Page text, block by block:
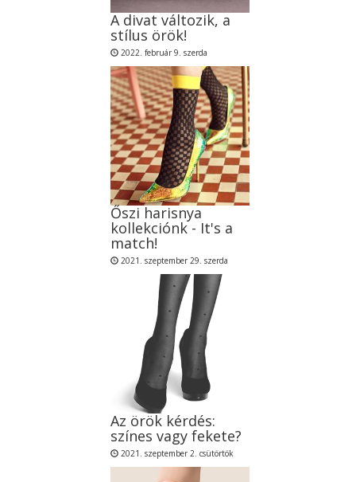
A divat változik, a
stílus örök!
2022. február 9. szerda
Őszi harisnya
kollekciónk - It's a
match!
2021. szeptember 29. szerda
Az örök kérdés:
színes vagy fekete?
2021. szeptember 2. csütörtök